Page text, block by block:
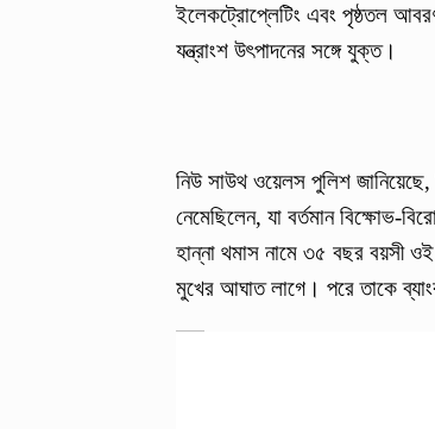
ইলেকট্রোপ্লেটিং এবং পৃষ্ঠতল আবরণ
যন্ত্রাংশ উৎপাদনের সঙ্গে যুক্ত।
নিউ সাউথ ওয়েলস পুলিশ
নেমেছিলেন, যা বর্তমান বিক্ষোভ-
হান্না থমাস নামে ৩৫ বছর বয়সী ওই
মুখের আঘাত লাগে। পরে তাকে